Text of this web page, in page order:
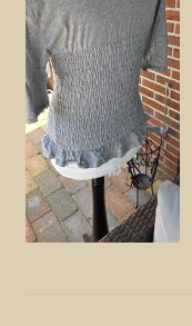
Linkjes
Contact en nieuwsbrief